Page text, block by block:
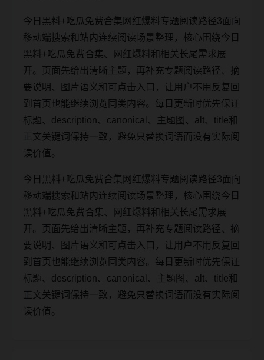
今日黑料+吃瓜免费合集网红爆料专题阅读路径3面向
移动端搜索和站内连续阅读场景整理，核心围绕今日
黑料+吃瓜免费合集、网红爆料和相关长尾需求展
开。页面先给出清晰主题，再补充专题阅读路径、摘
要说明、图片语义和可点击入口，让用户不用反复回
到首页也能继续浏览同类内容。每日更新时优先保证
标题、description、canonical、主题图、alt、title和
正文关键词保持一致，避免只替换词语而没有实际阅
读价值。
今日黑料+吃瓜免费合集网红爆料专题阅读路径3面向
移动端搜索和站内连续阅读场景整理，核心围绕今日
黑料+吃瓜免费合集、网红爆料和相关长尾需求展
开。页面先给出清晰主题，再补充专题阅读路径、摘
要说明、图片语义和可点击入口，让用户不用反复回
到首页也能继续浏览同类内容。每日更新时优先保证
标题、description、canonical、主题图、alt、title和
正文关键词保持一致，避免只替换词语而没有实际阅
读价值。